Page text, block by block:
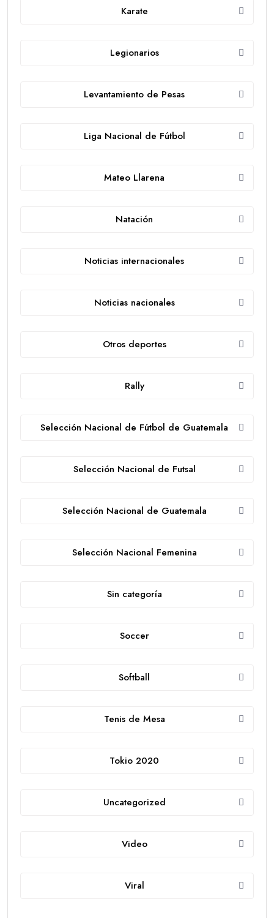
Karate
Legionarios
Levantamiento de Pesas
Liga Nacional de Fútbol
Mateo Llarena
Natación
Noticias internacionales
Noticias nacionales
Otros deportes
Rally
Selección Nacional de Fútbol de Guatemala
Selección Nacional de Futsal
Selección Nacional de Guatemala
Selección Nacional Femenina
Sin categoría
Soccer
Softball
Tenis de Mesa
Tokio 2020
Uncategorized
Video
Viral